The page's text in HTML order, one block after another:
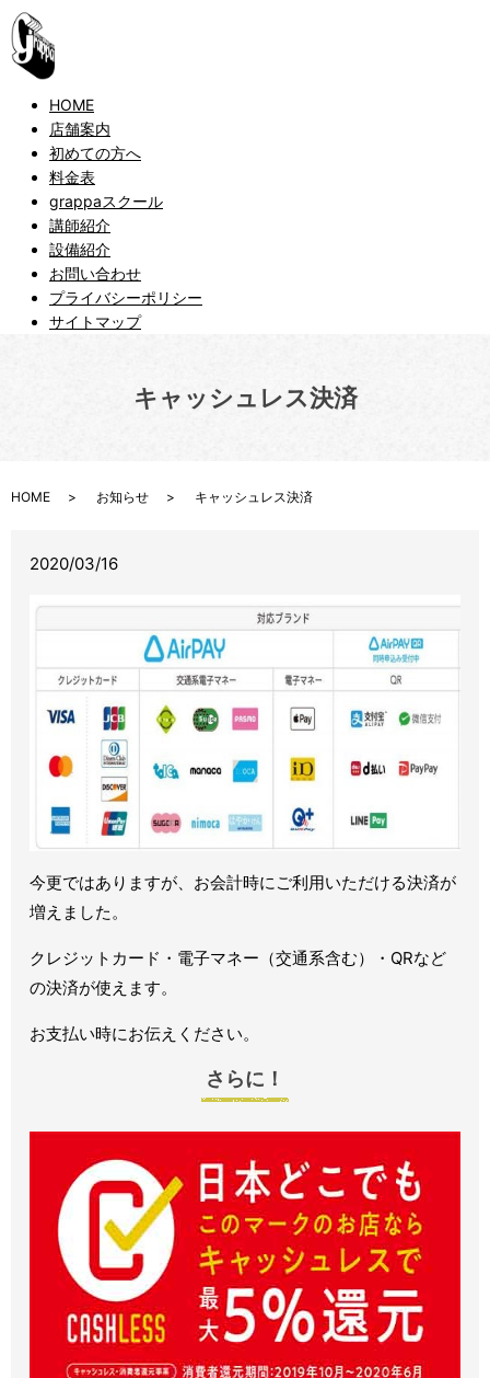
HOME
店舗案内
初めての方へ
料金表
grappaスクール
講師紹介
設備紹介
お問い合わせ
プライバシーポリシー
サイトマップ
キャッシュレス決済
HOME お知らせ キャッシュレス決済
2020/03/16
今更ではありますが、お会計時にご利用いただける決済が
増えました。
クレジットカード・電子マネー（交通系含む）・QRなど
の決済が使えます。
お支払い時にお伝えください。
さらに！